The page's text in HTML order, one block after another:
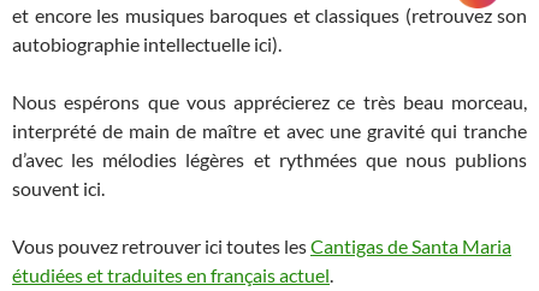
et encore les musiques baroques et classiques (retrouvez son
autobiographie intellectuelle ici).
Nous espérons que vous apprécierez ce très beau morceau,
interprété de main de maître et avec une gravité qui tranche
d’avec les mélodies légères et rythmées que nous publions
souvent ici.
Vous pouvez retrouver ici toutes lesCantigas de Santa Maria
étudiées et traduites en français actuel.